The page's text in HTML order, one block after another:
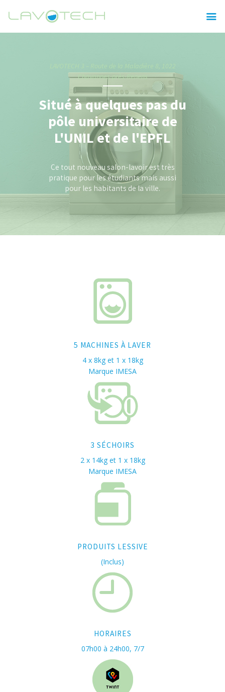
Chavannes-près-Renens
Situé à quelques pas du
pôle universitaire de
L'UNIL et de l'EPFL
Ce tout nouveau salon-lavoir est très
pratique pour les étudiants mais aussi
pour les habitants de la ville.
QUI SOMMES-NOUS
NOS SALONS
NOS PRODUITS
CONTACT
5 MACHINES À LAVER
4 x 8kg et 1 x 18kg
Marque IMESA
3 SÉCHOIRS
2 x 14kg et 1 x 18kg
Marque IMESA
PRODUITS LESSIVE
(Inclus)
HORAIRES
07h00 à 24h00, 7/7